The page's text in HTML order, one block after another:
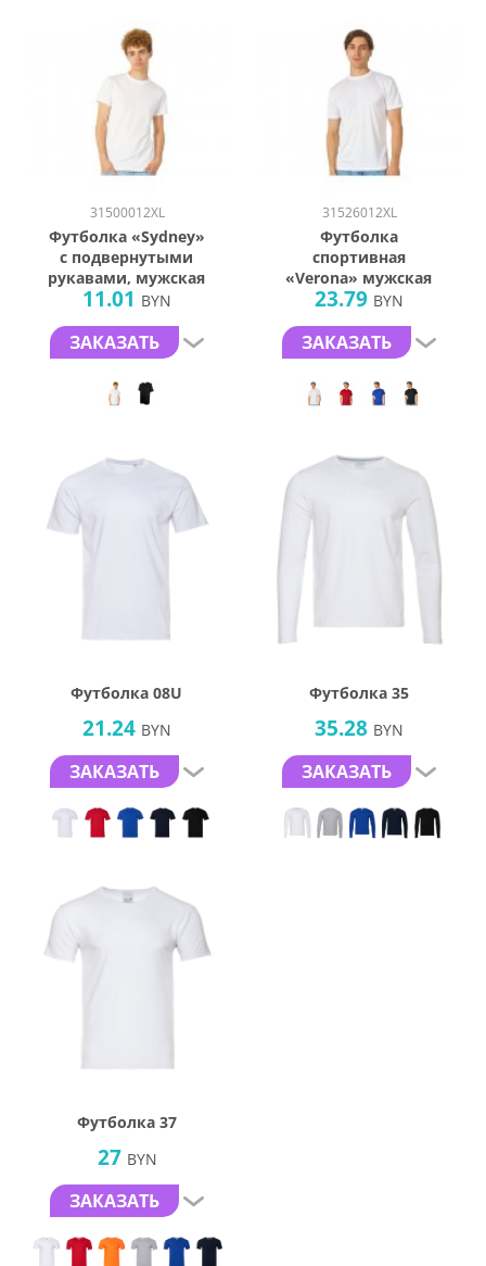
31500012XL
Футболка «Sydney»
с подвернутыми
рукавами, мужская
11.01 BYN
ЗАКАЗАТЬ
31526012XL
Футболка
спортивная
«Verona» мужская
23.79 BYN
ЗАКАЗАТЬ
Футболка 08U
21.24 BYN
ЗАКАЗАТЬ
Футболка 35
35.28 BYN
ЗАКАЗАТЬ
Футболка 37
27 BYN
ЗАКАЗАТЬ